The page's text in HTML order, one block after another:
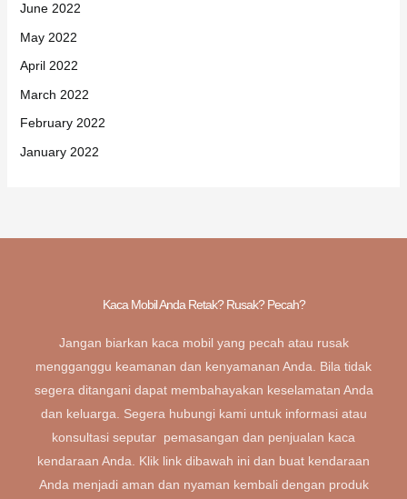
June 2022
May 2022
April 2022
March 2022
February 2022
January 2022
Kaca Mobil Anda Retak? Rusak? Pecah?
Jangan biarkan kaca mobil yang pecah atau rusak
mengganggu keamanan dan kenyamanan Anda. Bila tidak
segera ditangani dapat membahayakan keselamatan Anda
dan keluarga. Segera hubungi kami untuk informasi atau
konsultasi seputar pemasangan dan penjualan kaca
kendaraan Anda. Klik link dibawah ini dan buat kendaraan
Anda menjadi aman dan nyaman kembali dengan produk